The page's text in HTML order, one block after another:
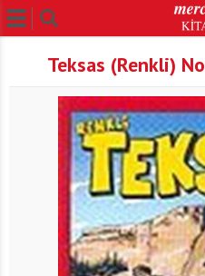
Teksas (Renkli)